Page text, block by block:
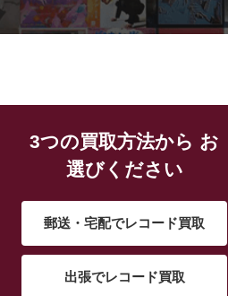
3つの買取方法から お
選びください
郵送・宅配でレコード買取
出張でレコード買取